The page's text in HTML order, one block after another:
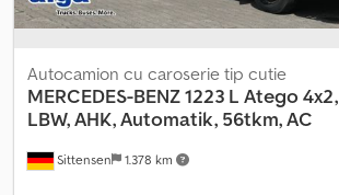
Sittensen 1.378 km
Autocamion cu caroserie tip cutie
MERCEDES-BENZ1223 L Atego 4x2,
LBW, AHK, Automatik, 56tkm, AC